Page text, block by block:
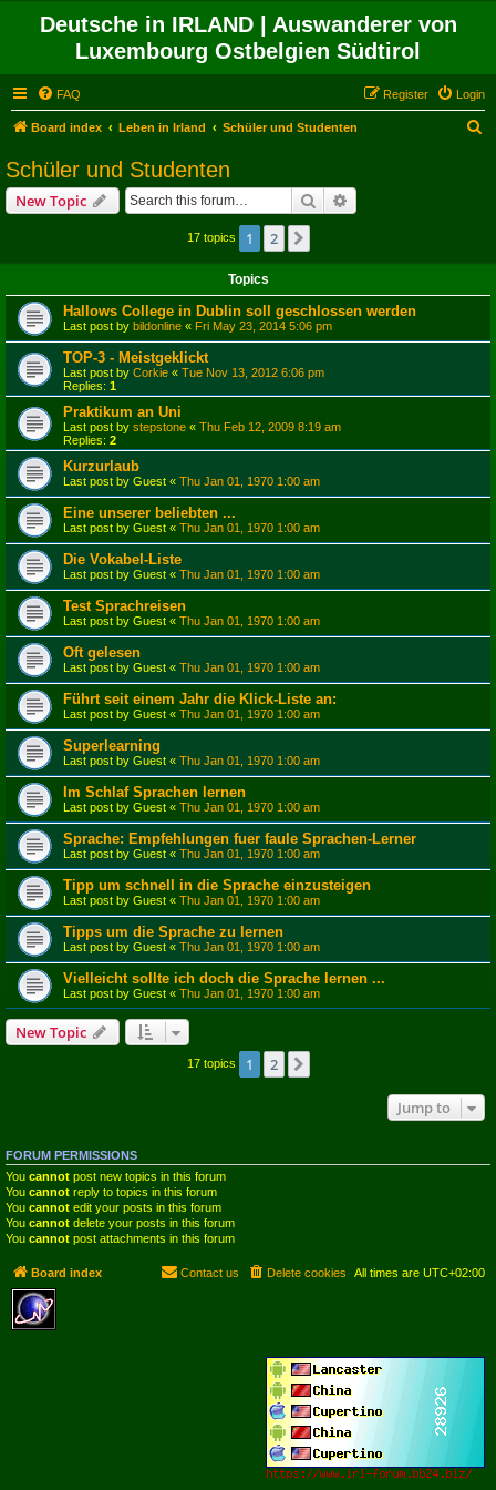
Deutsche in IRLAND | Auswanderer von
Luxembourg Ostbelgien Südtirol
FAQ Login
Register
Board index Leben in Irland Schüler und Studenten
Schüler und Studenten
New Topic Search
17 topics 1 2
Topics
Hallows College in Dublin soll geschlossen werden
Last post by bildonline « Fri May 23, 2014 5:06 pm
TOP-3 - Meistgeklickt
Last post by Corkie « Tue Nov 13, 2012 6:06 pm
Replies: 1
Praktikum an Uni
Last post by stepstone « Thu Feb 12, 2009 8:19 am
Replies: 2
Kurzurlaub
Last post by Guest « Thu Jan 01, 1970 1:00 am
Eine unserer beliebten ...
Last post by Guest « Thu Jan 01, 1970 1:00 am
Die Vokabel-Liste
Last post by Guest « Thu Jan 01, 1970 1:00 am
Test Sprachreisen
Last post by Guest « Thu Jan 01, 1970 1:00 am
Oft gelesen
Last post by Guest « Thu Jan 01, 1970 1:00 am
Führt seit einem Jahr die Klick-Liste an:
Last post by Guest « Thu Jan 01, 1970 1:00 am
Superlearning
Last post by Guest « Thu Jan 01, 1970 1:00 am
Im Schlaf Sprachen lernen
Last post by Guest « Thu Jan 01, 1970 1:00 am
Sprache: Empfehlungen fuer faule Sprachen-Lerner
Last post by Guest « Thu Jan 01, 1970 1:00 am
Tipp um schnell in die Sprache einzusteigen
Last post by Guest « Thu Jan 01, 1970 1:00 am
Tipps um die Sprache zu lernen
Last post by Guest « Thu Jan 01, 1970 1:00 am
Vielleicht sollte ich doch die Sprache lernen ...
Last post by Guest « Thu Jan 01, 1970 1:00 am
New Topic
17 topics 1 2
Jump to
FORUM PERMISSIONS
You cannot post new topics in this forum
You cannot reply to topics in this forum
You cannot edit your posts in this forum
You cannot delete your posts in this forum
You cannot post attachments in this forum
Board index All times are UTC+02:00
Delete cookies
Contact us